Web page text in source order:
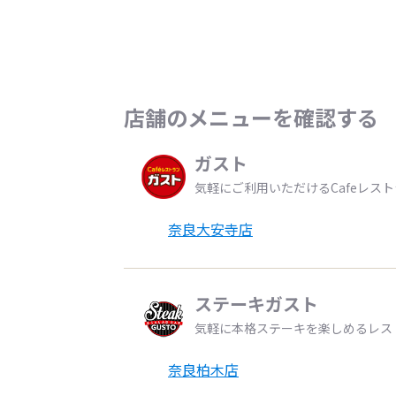
店舗のメニューを確認する
ガスト
気軽にご利用いただけるCafeレス
奈良大安寺店
ステーキガスト
気軽に本格ステーキを楽しめるレス
奈良柏木店